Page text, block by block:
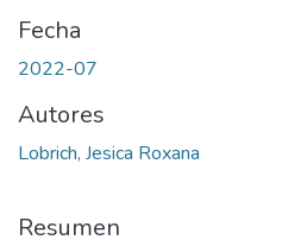
Fecha
2022-07
Autores
Lobrich, Jesica Roxana
Resumen